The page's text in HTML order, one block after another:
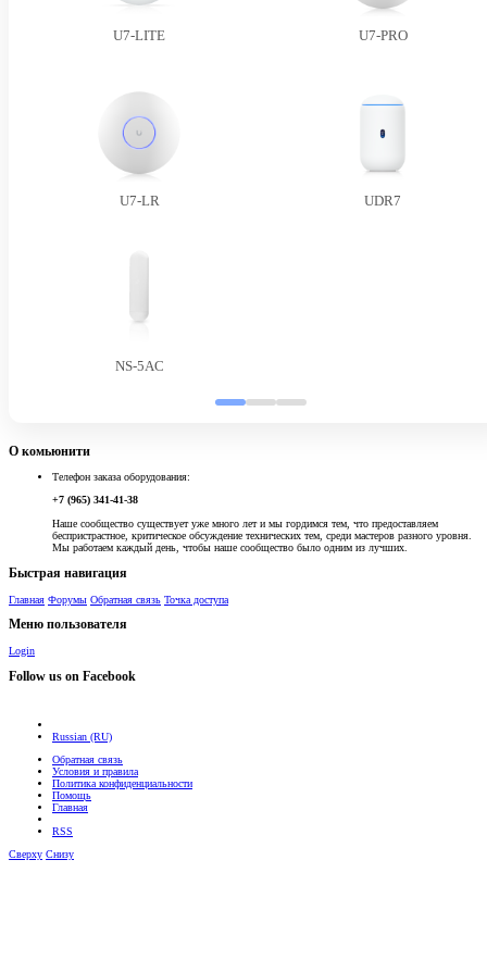
U7-LITE U7-PRO
U7-LR UDR7
NS-5AC
О комьюнити
Телефон заказа оборудования:
+7 (965) 341-41-38
Наше сообщество существует уже много лет и мы гордимся тем, что предоставляем
беспристрастное, критическое обсуждение технических тем, среди мастеров разного уровня.
Мы работаем каждый день, чтобы наше сообщество было одним из лучших.
Быстрая навигация
Главная Форумы Обратная связь Точка доступа
Меню пользователя
Login
Follow us on Facebook
Russian (RU)
Обратная связь
Условия и правила
Политика конфиденциальности
Помощь
Главная
RSS
Сверху Снизу